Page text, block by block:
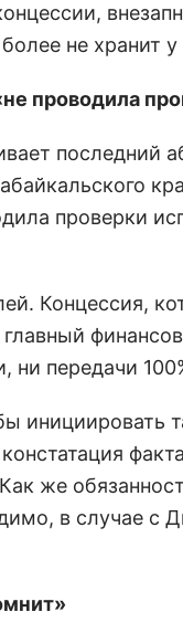
не хранит
проводила
последний
проверки
Концессия,
передачи
инициировать
же
в случае с